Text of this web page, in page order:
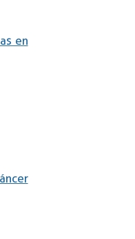
en